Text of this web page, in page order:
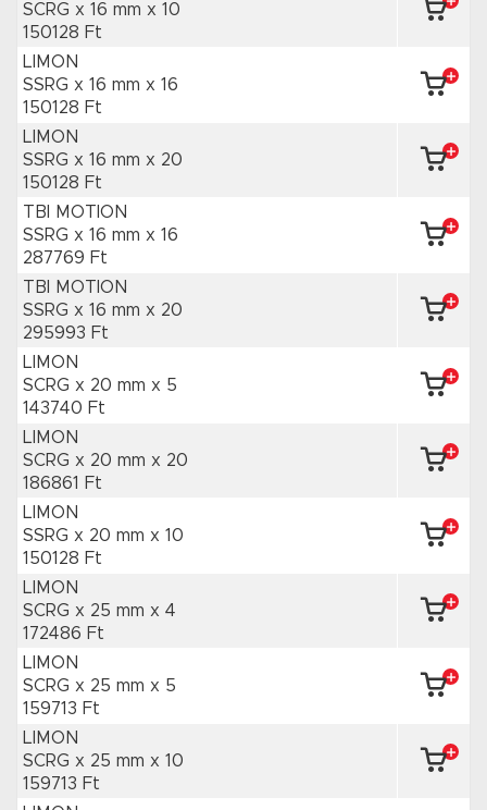
SCRG x 16 mm x 10
150128 Ft
LIMON
SSRG x 16 mm x 16
150128 Ft
LIMON
SSRG x 16 mm x 20
150128 Ft
TBI MOTION
SSRG x 16 mm x 16
287769 Ft
TBI MOTION
SSRG x 16 mm x 20
295993 Ft
LIMON
SCRG x 20 mm x 5
143740 Ft
LIMON
SCRG x 20 mm x 20
186861 Ft
LIMON
SSRG x 20 mm x 10
150128 Ft
LIMON
SCRG x 25 mm x 4
172486 Ft
LIMON
SCRG x 25 mm x 5
159713 Ft
LIMON
SCRG x 25 mm x 10
159713 Ft